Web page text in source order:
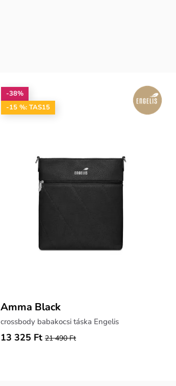
-38%
-15 %: TAS15
Amma Black
crossbody babakocsi táska Engelis
13 325 Ft 21 490 Ft